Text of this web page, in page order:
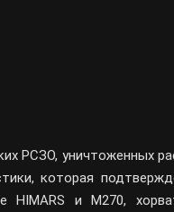
РСЗО, уничтоженных
которая
HIMARS и M270,